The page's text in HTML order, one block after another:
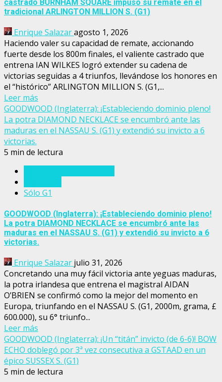
castrado BURNHAM SQUARE impuso su remate en el
tradicional ARLINGTON MILLION S. (G1)
Enrique Salazaragosto 1, 2026
Haciendo valer su capacidad de remate, accionando
fuerte desde los 800m finales, el valiente castrado que
entrena IAN WILKES logró extender su cadena de
victorias seguidas a 4 triunfos, llevándose los honores en
el “histórico” ARLINGTON MILLION S. (G1,...
Leer más
GOODWOOD (Inglaterra): ¡Estableciendo dominio pleno!
La potra DIAMOND NECKLACE se encumbró ante las
maduras en el NASSAU S. (G1) y extendió su invicto a 6
victorias.
5 min de lectura
Sólo G1
GOODWOOD (Inglaterra): ¡Estableciendo dominio pleno!
La potra DIAMOND NECKLACE se encumbró ante las
maduras en el NASSAU S. (G1) y extendió su invicto a 6
victorias.
Enrique Salazar julio 31, 2026
Concretando una muy fácil victoria ante yeguas maduras,
la potra irlandesa que entrena el magistral AIDAN
O’BRIEN se confirmó como la mejor del momento en
Europa, triunfando en el NASSAU S. (G1, 2000m, grama, £
600.000), su 6° triunfo...
Leer más
GOODWOOD (Inglaterra): ¡Un “titán” invicto (de 6-6)! BOW
ECHO doblegó por 3ª vez consecutiva a GSTAAD en un
épico SUSSEX S. (G1)
5 min de lectura